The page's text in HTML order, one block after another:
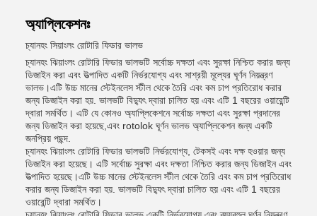
অ্যাপ্লিকেশনঃ
চ্যানহং সিয়াংলং রোটারি ফিডার ভালভ
চ্যানহং ঝিয়াংলং রোটারি ফিডার ভালভটি সর্বোচ্চ দক্ষতা এবং সুরক্ষা নিশ্চিত করার জন্য
ডিজাইন করা এবং উত্পাদিত একটি নির্ভরযোগ্য এবং সাশ্রয়ী মূল্যের ঘূর্ণন নিয়ন্ত্রণ
ভালভ।এটি উচ্চ মানের স্টেইনলেস স্টীল থেকে তৈরি এবং কম চাপ প্রতিরোধ করার
জন্য ডিজাইন করা হয়. ভালভটি বিদ্যুৎ দ্বারা চালিত হয় এবং এটি 1 বছরের ওয়ারেন্টি
দ্বারা সমর্থিত। এটি যে কোনও অ্যাপ্লিকেশনে সর্বোচ্চ দক্ষতা এবং সুরক্ষা প্রদানের
জন্য ডিজাইন করা হয়েছে,এবং rotolok ঘূর্ণন ভালভ অ্যাপ্লিকেশন জন্য একটি
জনপ্রিয় পছন্দ.
চ্যানহং ঝিয়াংলং রোটারি ফিডার ভালভটি নির্ভরযোগ্য, টেকসই এবং দক্ষ হওয়ার জন্য
ডিজাইন করা হয়েছে। এটি সর্বোচ্চ সুরক্ষা এবং দক্ষতা নিশ্চিত করার জন্য ডিজাইন এবং
উত্পাদিত হয়েছে।এটি উচ্চ মানের স্টেইনলেস স্টীল থেকে তৈরি এবং কম চাপ প্রতিরোধ
করার জন্য ডিজাইন করা হয়. ভালভটি বিদ্যুৎ দ্বারা চালিত হয় এবং এটি 1 বছরের
ওয়ারেন্টি দ্বারা সমর্থিত।